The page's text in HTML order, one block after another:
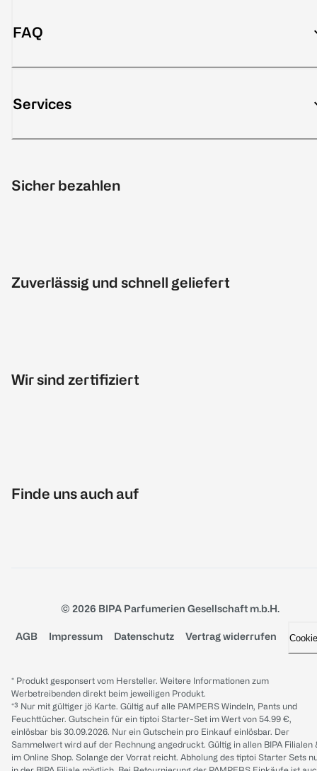
FAQ
Services
Sicher bezahlen
Zuverlässig und schnell geliefert
Wir sind zertifiziert
Finde uns auch auf
© 2026 BIPA Parfumerien Gesellschaft m.b.H.
AGB Impressum Datenschutz Vertrag widerrufen
* Produkt gesponsert vom Hersteller. Weitere Informationen zum
Werbetreibenden direkt beim jeweiligen Produkt.
*³ Nur mit gültiger jö Karte. Gültig auf alle PAMPERS Windeln, Pants und
Feuchttücher. Gutschein für ein tiptoi Starter-Set im Wert von 54.99 €,
einlösbar bis 30.09.2026. Nur ein Gutschein pro Einkauf einlösbar. Der
Sammelwert wird auf der Rechnung angedruckt. Gültig in allen BIPA Filialen
im Online Shop. Solange der Vorrat reicht. Abholung des tiptoi Starter Sets